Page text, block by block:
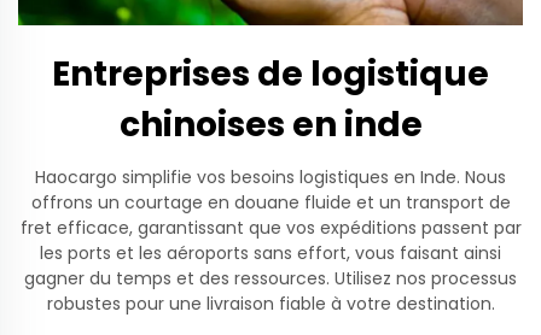
Entreprises de logistique
chinoises en inde
Haocargo simplifie vos besoins logistiques en Inde. Nous
offrons un courtage en douane fluide et un transport de
fret efficace, garantissant que vos expéditions passent par
les ports et les aéroports sans effort, vous faisant ainsi
gagner du temps et des ressources. Utilisez nos processus
robustes pour une livraison fiable à votre destination.